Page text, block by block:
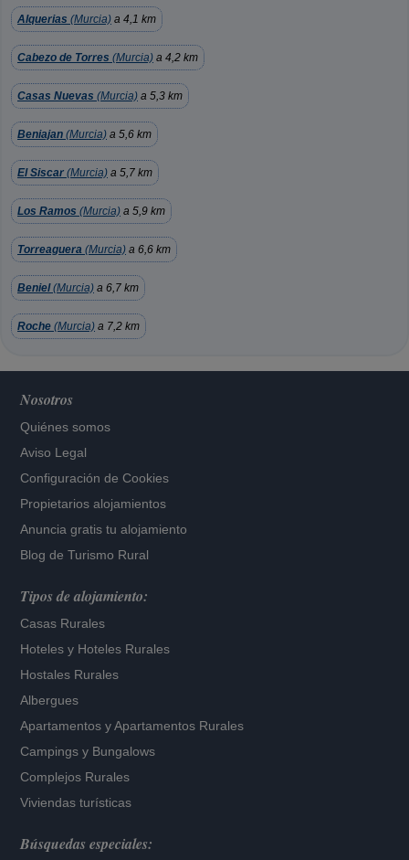
Alquerias (Murcia) a 4,1 km
Cabezo de Torres (Murcia) a 4,2 km
Casas Nuevas (Murcia) a 5,3 km
Beniajan (Murcia) a 5,6 km
El Siscar (Murcia) a 5,7 km
Los Ramos (Murcia) a 5,9 km
Torreaguera (Murcia) a 6,6 km
Beniel(Murcia) a 6,7 km
Roche (Murcia) a 7,2 km
Nosotros
Quiénes somos
Aviso Legal
Configuración de Cookies
Propietarios alojamientos
Anuncia gratis tu alojamiento
Blog de Turismo Rural
Tipos de alojamiento:
Casas Rurales
Hoteles y Hoteles Rurales
Hostales Rurales
Albergues
Apartamentos yApartamentos Rurales
Campings y Bungalows
Complejos Rurales
Viviendas turísticas
Búsquedas especiales: